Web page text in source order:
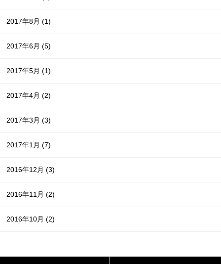
2017年8月(1)
2017年6月(5)
2017年5月(1)
2017年4月(2)
2017年3月(3)
2017年1月(7)
2016年12月(3)
2016年11月(2)
2016年10月(2)